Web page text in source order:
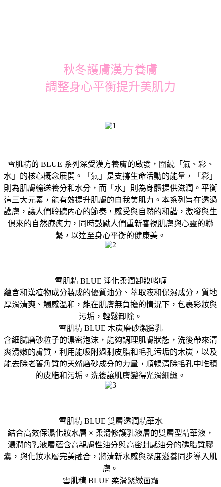
秋冬護膚漢方養膚
調整身心平衡提升美肌力
雪肌精的 BLUE 系列深受漢方養膚的啟發，圍繞「氣、彩、
水」的核心概念展開。「氣」是支撐生命活動的能量，「彩」
則為肌膚輸送養分和水分，而「水」則為身體提供滋潤。平衡
這三大元素，能有效提升肌膚的自我美肌力。本系列旨在透過
護膚，讓人們聆聽內心的節奏，感受與自然的和諧，激發與生
俱來的自然療癒力，同時鼓勵人們重新審視肌膚與心靈的聯
繫，以達至身心平衡的健康美。
雪肌精 BLUE 淨化柔潤卸妝啫喱
蘊含和漢植物成分製成的優質油分、萃取液和保濕成分，質地
厚滑清爽、觸感溫和，能在肌膚無負擔的情況下，包裹彩妝與
污垢，輕鬆卸除。
雪肌精 BLUE 木炭磨砂潔臉乳
含細膩磨砂粒子的濃密泡沫，能夠調理肌膚狀態，洗後帶來清
爽滑嫩的膚質，利用能吸附過剩皮脂和毛孔污垢的木炭，以及
能去除老舊角質的天然磨砂成分的力量，順暢清除毛孔中堆積
的皮脂和污垢。洗後讓肌膚變得光滑細緻。
雪肌精 BLUE 雙層透潤精華水
結合高效保濕化妝水層 × 柔滑修護乳液層的雙層型精華液，
濃潤的乳液層蘊含高親膚性油分與高密封感油分的磷脂質膠
囊，與化妝水層完美融合，將清新水感與深度滋養同步導入肌
膚。
雪肌精 BLUE 柔滑緊緻面霜